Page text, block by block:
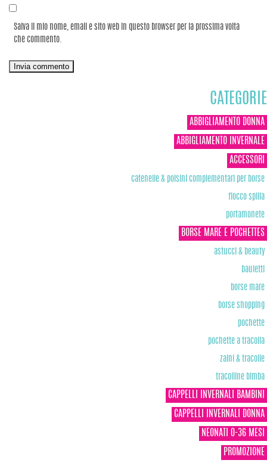
Salva il mio nome, email e sito web in questo browser per la prossima volta
che commento.
CATEGORIE
ABBIGLIAMENTO DONNA
ABBIGLIAMENTO INVERNALE
ACCESSORI
catenelle & polsini complementari per borse
fiocco spilla
portamonete
BORSE MARE E POCHETTES
astucci & beauty
bauletti
borse mare
borse shopping
pochette
pochette a tracolla
zaini & tracolle
tracolline bimba
CAPPELLI INVERNALI BAMBINI
CAPPELLI INVERNALI DONNA
NEONATI 0-36 MESI
PROMOZIONE